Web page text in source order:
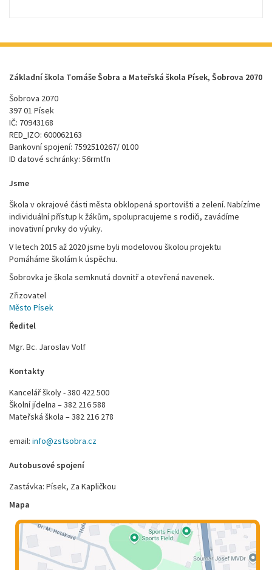
Základní škola Tomáše Šobra a Mateřská škola Písek, Šobrova 2070
Šobrova 2070
397 01 Písek
IČ: 70943168
RED_IZO: 600062163
Bankovní spojení: 7592510267/ 0100
ID datové schránky: 56rmtfn
Jsme
Škola v okrajové části města obklopená sportovišti a zelení. Nabízíme
individuální přístup k žákům, spolupracujeme s rodiči, zavádíme
inovativní prvky do výuky.
V letech 2015 až 2020 jsme byli modelovou školou projektu
Pomáháme školám k úspěchu.
Šobrovka je škola semknutá dovnitř a otevřená navenek.
Zřizovatel
Město Písek
Ředitel
Mgr. Bc. Jaroslav Volf
Kontakty
Kancelář školy - 380 422 500
Školní jídelna – 382 216 588
Mateřská škola – 382 216 278
email: info@zstsobra.cz
Autobusové spojení
Zastávka: Písek, Za Kapličkou
Mapa